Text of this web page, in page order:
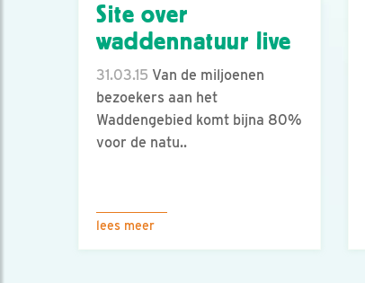
Site over
waddennatuur live
31.03.15 Van de miljoenen
bezoekers aan het
Waddengebied komt bijna 80%
voor de natu..
lees meer